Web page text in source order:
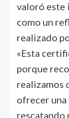
valoró este
como un
realizado
«Esta
porque
realizamos
ofrecer una
rescatando